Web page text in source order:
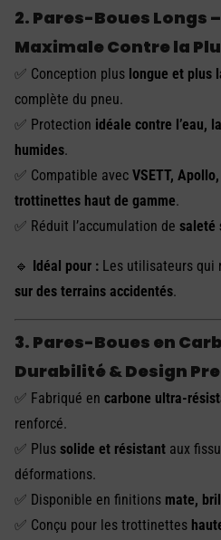
2. Pares-Boues Longs
Maximale Contre la
✅ Conception plus longue et plus
complète du pneu.
✅ Protection idéale contre l’eau,
humides.
✅ Compatible avec VSETT,
trottinettes haut de gamme.
✅ Réduit l’accumulation de saleté
🔹 Idéal pour : Les utilisateurs qui
sur des terrains accidentés.
3. Pares-Boues en
Durabilité & Design
✅ Fabriqué en carbone ultra-
renforcé.
✅ Plus solide et résistant aux
déformations.
✅ Disponible en finitions mate,
✅ Conçu pour les trottinettes